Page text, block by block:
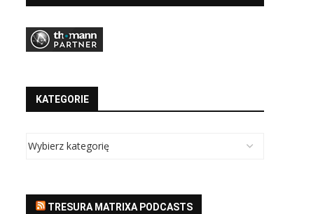
KATEGORIE
TRESURA MATRIXA PODCASTS